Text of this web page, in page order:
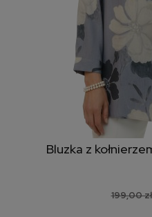
Bluzka z
199,00 zł